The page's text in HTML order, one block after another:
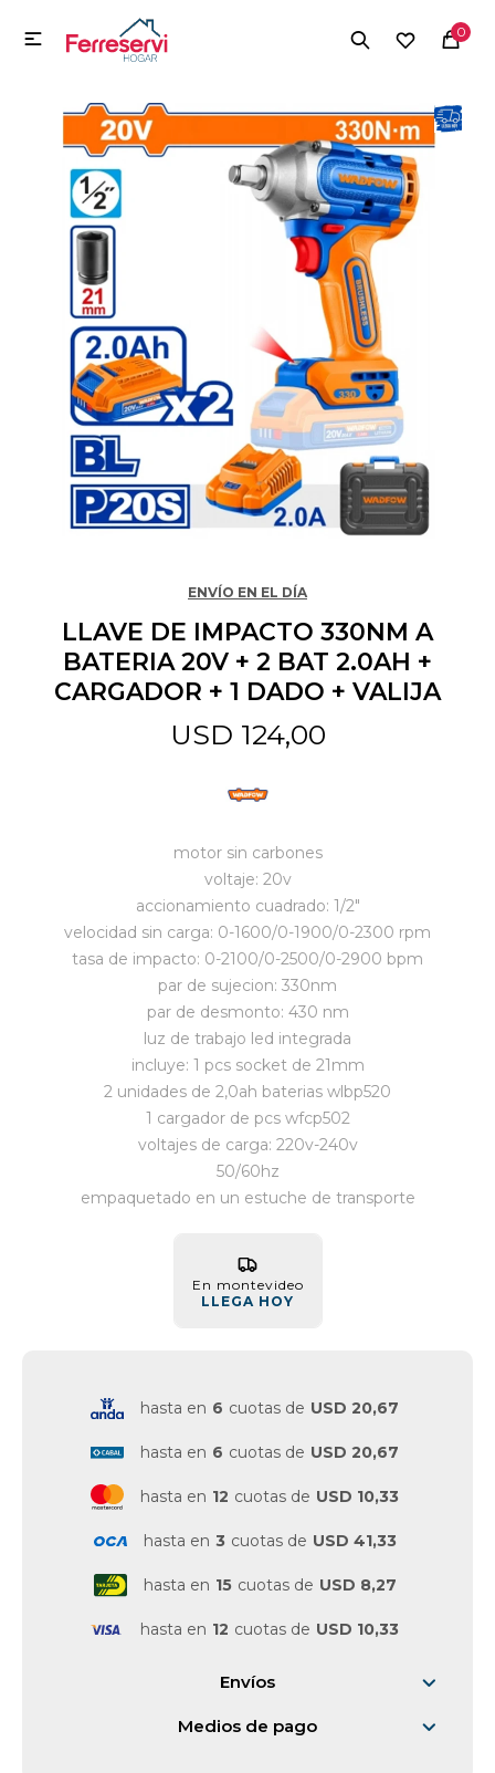
0

ENVÍO EN EL DÍA
LLAVE DE IMPACTO 330NM A
BATERIA 20V + 2 BAT 2.0AH +
CARGADOR + 1 DADO + VALIJA
USD 124,00
motor sin carbones
voltaje: 20v
accionamiento cuadrado: 1/2"
velocidad sin carga: 0-1600/0-1900/0-2300 rpm
tasa de impacto: 0-2100/0-2500/0-2900 bpm
par de sujecion: 330nm
par de desmonto: 430 nm
luz de trabajo led integrada
incluye: 1 pcs socket de 21mm
2 unidades de 2,0ah baterias wlbp520
1 cargador de pcs wfcp502
voltajes de carga: 220v-240v
50/60hz
empaquetado en un estuche de transporte
En montevideo
LLEGA HOY
hasta en 6 cuotas de USD 20,67
hasta en 6 cuotas de USD 20,67
hasta en 12 cuotas de USD 10,33
hasta en 3 cuotas de USD 41,33
hasta en 15 cuotas de USD 8,27
hasta en 12 cuotas de USD 10,33
Envíos
Medios de pago
MI CUENTA
Herramientas y Construcción
Tecnología
Deportes
Camping
Mascotas
Juguetes y artículos para bebé
Ferretería
Vestimenta y calzado